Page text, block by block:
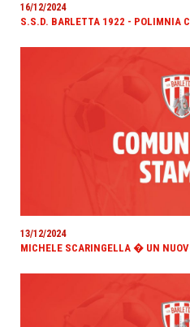
16/12/2024
S.S.D. BARLETTA 1922 - POLIMNIA
13/12/2024
MICHELE SCARINGELLA � UN